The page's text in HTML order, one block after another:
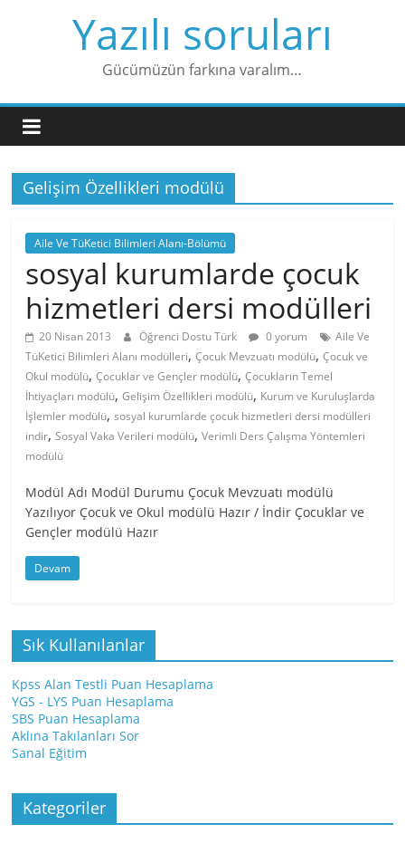
Yazılı soruları
Gücümüzün farkına varalım…
Gelişim Özellikleri modülü
Aile Ve TüKetici Bilimleri Alanı-Bölümü
sosyal kurumlarde çocuk
hizmetleri dersi modülleri
20 Nisan 2013 Öğrenci Dostu Türk 0 yorum
Aile Ve
TüKetici Bilimleri Alanı modülleri,Çocuk Mevzuatı modülü,Çocuk ve
Okul modülü,Çocuklar ve Gençler modülü,Çocukların Temel
İhtiyaçları modülü,Gelişim Özellikleri modülü, Kurum ve Kuruluşlarda
İşlemler modülü,sosyal kurumlarde çocuk hizmetleri dersi modülleri
indir,Sosyal Vaka Verileri modülü,Verimli Ders Çalışma Yöntemleri
modülü
Modül Adı Modül Durumu Çocuk Mevzuatı modülü
Yazılıyor Çocuk ve Okul modülü Hazır / İndir Çocuklar ve
Gençler modülü Hazır
Devam
Sık Kullanılanlar
Kpss Alan Testli Puan Hesaplama
YGS - LYS Puan Hesaplama
SBS Puan Hesaplama
Aklına Takılanları Sor
Sanal Eğitim
Kategoriler